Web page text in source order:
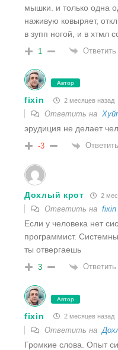
мышки. и только одна
наживую ковыряет,
в зупп ногой, и в хтмл
1 Ответить
Автор
fixin 2 месяцев назад
Ответить на
эрудиция не делает
-3 Ответить
Дохлый крот 2
Ответить на fixin
Если у человека нет
программист.
ты отвергаешь
3 Ответить
Автор
fixin 2 месяцев назад
Ответить на
Громкие слова. Опыт